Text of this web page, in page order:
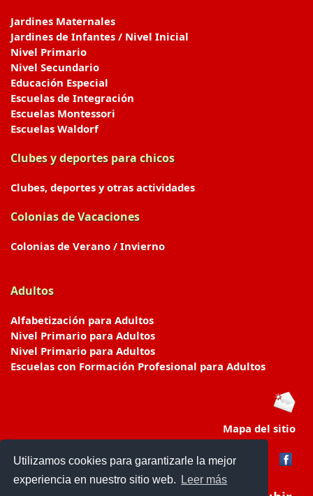
Utilizamos cookies para garantizarle la mejor
experiencia en nuestro sitio web.
Leer más
Jardines Maternales
Jardines de Infantes / Nivel Inicial
Nivel Primario
Nivel Secundario
Educación Especial
Escuelas de Integración
Escuelas Montessori
Escuelas Waldorf
Clubes y deportes para chicos
Clubes, deportes y otras actividades
Colonias de Vacaciones
Colonias de Verano / Invierno
Adultos
Alfabetización para Adultos
Nivel Primario para Adultos
Nivel Primario para Adultos
Escuelas con Formación Profesional para Adultos
Mapa del sitio